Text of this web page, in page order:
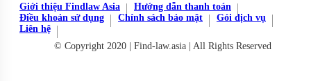
Giới thiệu Findlaw Asia
Hướng dẫn thanh toán
Điều khoản sử dụng
Chính sách bảo mật
Gói dịch vụ
Liên hệ
© Copyright 2020 | Find-law.asia | All Rights Reserved